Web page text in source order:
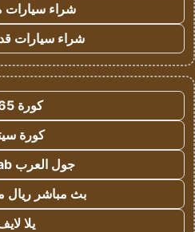
شراء
شراء سيارات
كورة 365
كورة
جول العرب goalarab
بث مباشر ريال
يلا